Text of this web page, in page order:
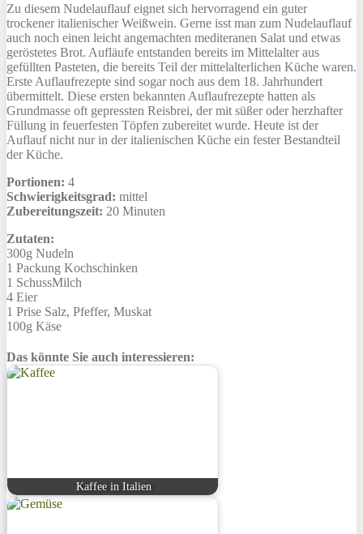
Zu diesem Nudelauflauf eignet sich hervorragend ein guter
trockener italienischer Weißwein. Gerne isst man zum Nudelauflauf
auch noch einen leicht angemachten mediteranen Salat und etwas
geröstetes Brot. Aufläufe entstanden bereits im Mittelalter aus
gefüllten Pasteten, die bereits Teil der mittelalterlichen Küche waren.
Erste Auflaufrezepte sind sogar noch aus dem 18. Jahrhundert
übermittelt. Diese ersten bekannten Auflaufrezepte hatten als
Grundmasse oft gepressten Reisbrei, der mit süßer oder herzhafter
Füllung in feuerfesten Töpfen zubereitet wurde. Heute ist der
Auflauf nicht nur in der italienischen Küche ein fester Bestandteil
der Küche.
Portionen: 4
Schwierigkeitsgrad: mittel
Zubereitungszeit: 20 Minuten
Zutaten:
300g Nudeln
1 Packung Kochschinken
1 SchussMilch
4 Eier
1 Prise Salz, Pfeffer, Muskat
100g Käse
Das könnte Sie auch interessieren:
Kaffee in Italien